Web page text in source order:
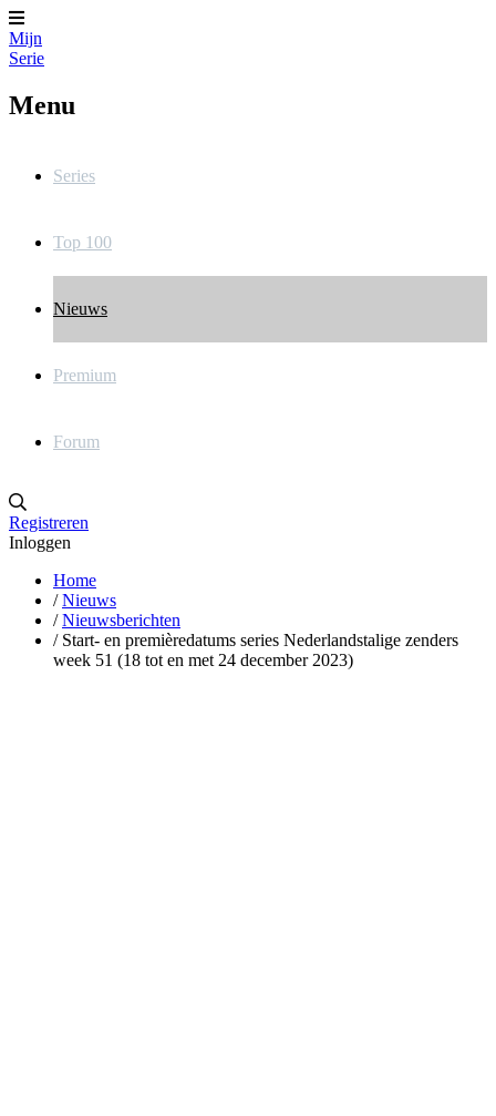
Mijn
Serie
Menu
Series
Top 100
Nieuws
Premium
Forum
Registreren
Inloggen
Home
/ Nieuws
/ Nieuwsberichten
/ Start- en premièredatums series Nederlandstalige zenders
week 51 (18 tot en met 24 december 2023)